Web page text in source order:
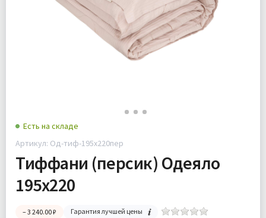
Есть на складе
Артикул: Од-тиф-195х220пер
Тиффани (персик) Одеяло
195х220
– 3 240.00 ₽ Гарантия лучшей цены